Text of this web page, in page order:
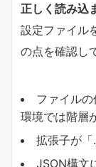
正しく読み込
設定ファイル
の点を確認し
ファイル
環境では階層
拡張子が
JSON構文